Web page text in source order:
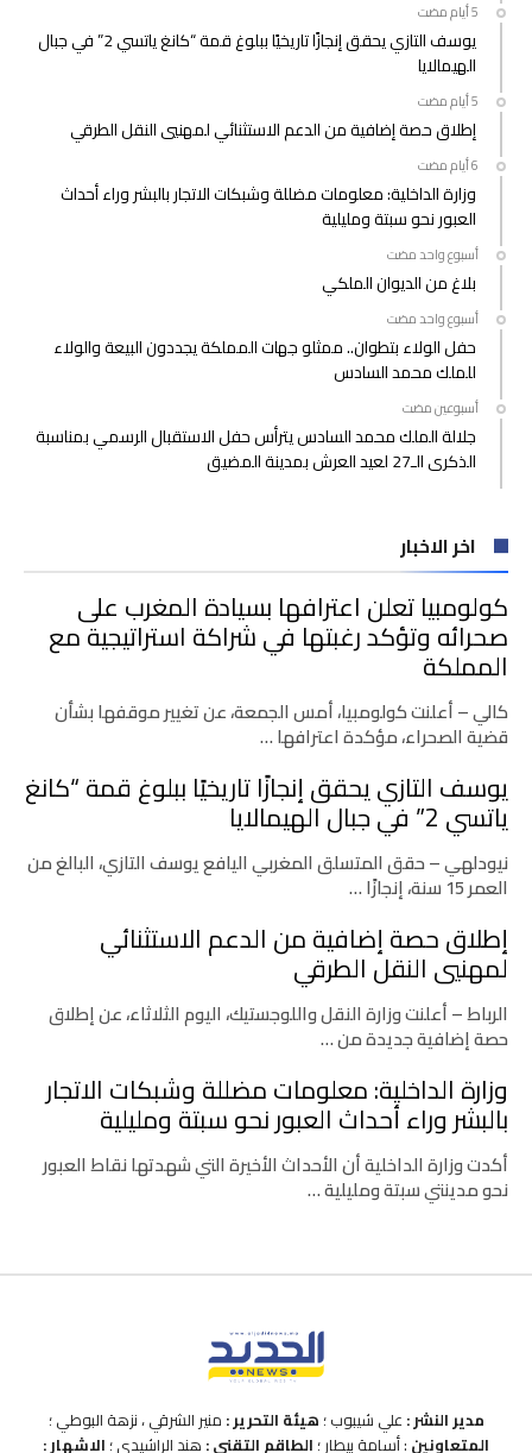
يوسف التازي يحقق إنجازًا تاريخيًا ببلوغ قمة “كانغ ياتسي 2” في جبال
الهيمالايا
إطلاق حصة إضافية من الدعم الاستثنائي لمهنيي النقل الطرقي
وزارة الداخلية: معلومات مضللة وشبكات الاتجار بالبشر وراء أحداث
العبور نحو سبتة ومليلية
‫‫‫‏‫أسبوع واحد مضت‬
بلاغ من الديوان الملكي
‫‫‫‏‫أسبوع واحد مضت‬
حفل الولاء بتطوان.. ممثلو جهات المملكة يجددون البيعة والولاء
للملك محمد السادس
‫‫‫‏‫أسبوعين مضت‬
جلالة الملك محمد السادس يترأس حفل الاستقبال الرسمي بمناسبة
الذكرى الـ27 لعيد العرش بمدينة المضيق
اخر الاخبار
كولومبيا تعلن اعترافها بسيادة المغرب على
صحرائه وتؤكد رغبتها في شراكة استراتيجية مع
المملكة
كالي – أعلنت كولومبيا، أمس الجمعة، عن تغيير موقفها بشأن
قضية الصحراء، مؤكدة اعترافها …
يوسف التازي يحقق إنجازًا تاريخيًا ببلوغ قمة “كانغ
ياتسي 2” في جبال الهيمالايا
نيودلهي – حقق المتسلق المغربي اليافع يوسف التازي، البالغ من
العمر 15 سنة، إنجازًا …
إطلاق حصة إضافية من الدعم الاستثنائي
لمهنيي النقل الطرقي
الرباط – أعلنت وزارة النقل واللوجستيك، اليوم الثلاثاء، عن إطلاق
حصة إضافية جديدة من …
وزارة الداخلية: معلومات مضللة وشبكات الاتجار
بالبشر وراء أحداث العبور نحو سبتة ومليلية
أكدت وزارة الداخلية أن الأحداث الأخيرة التي شهدتها نقاط العبور
نحو مدينتي سبتة ومليلية …
مدير النشر : علي شيبوب ؛ هيئة التحرير : منير الشرقي ، نزهة البوطي ؛
المتعاونين : أسامة بيطار ؛ الطاقم التقني : هند الراشيدي ؛ الاشهار :